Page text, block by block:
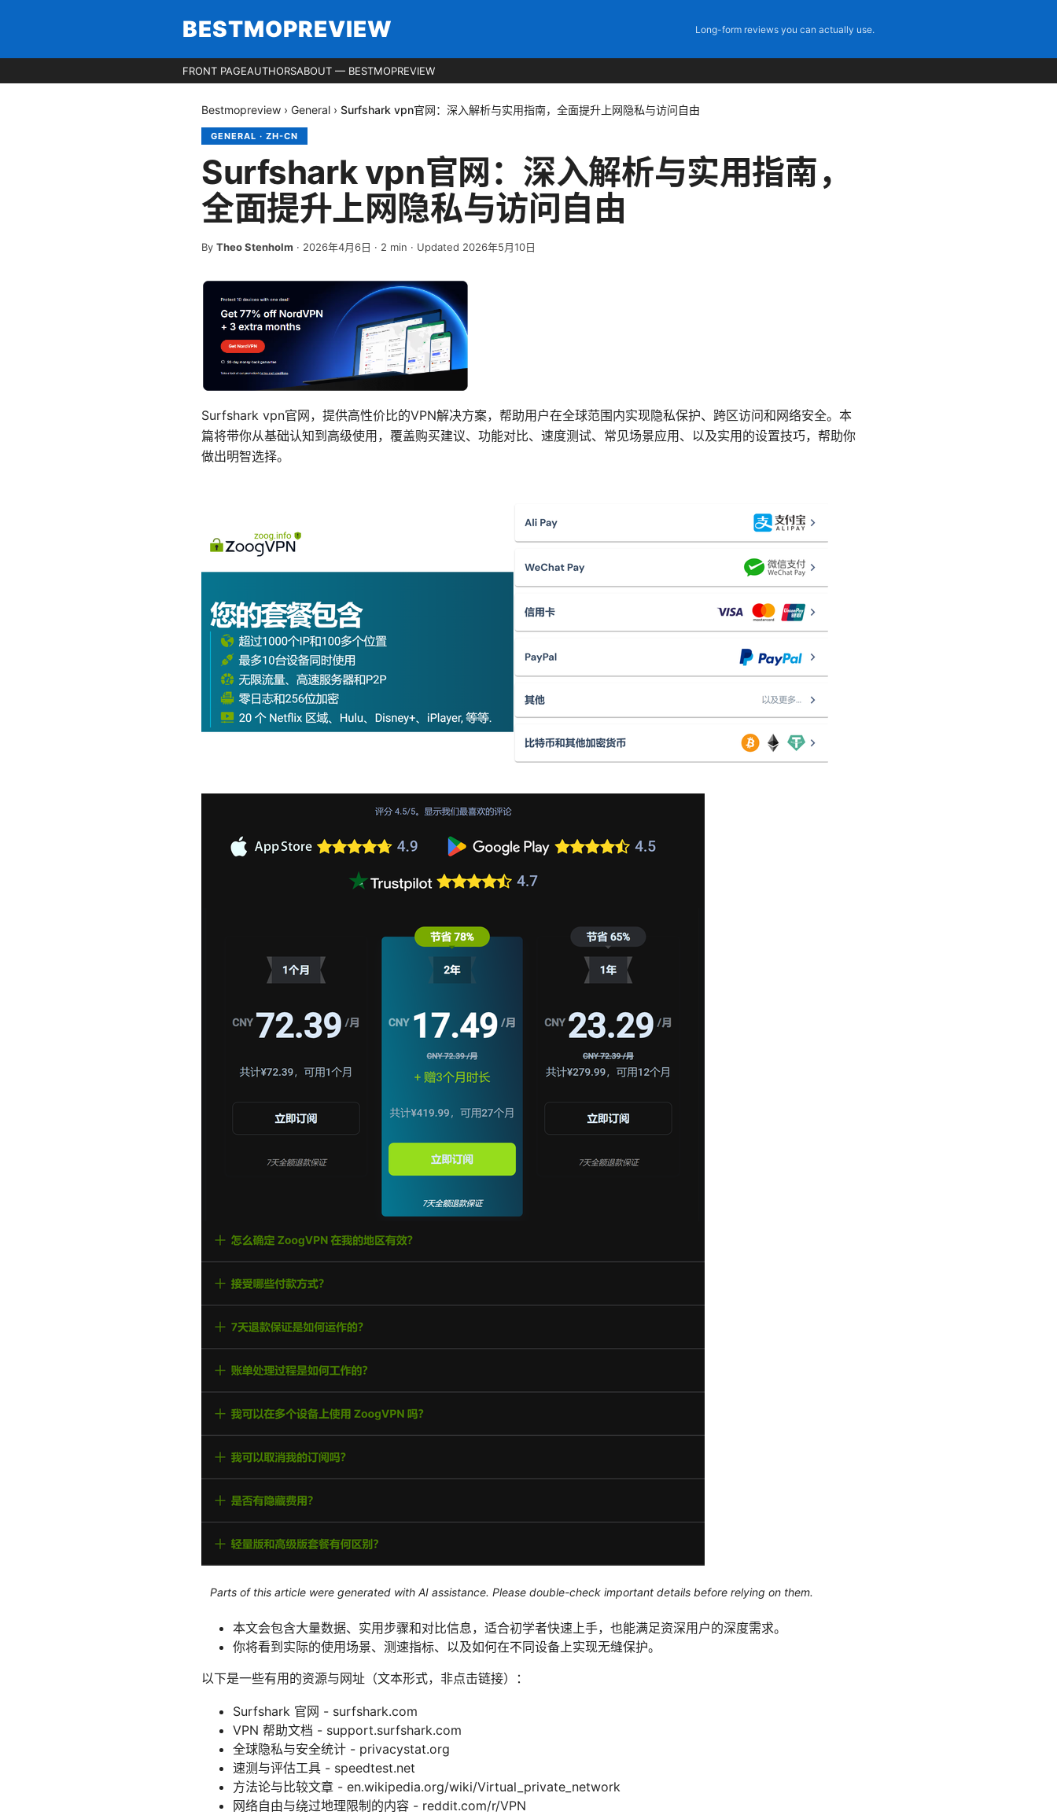
BESTMOPREVIEW Long-form reviews you can actually use.
FRONT PAGEAUTHORSABOUT — BESTMOPREVIEW
Bestmopreview › General › Surfshark vpn官网：深入解析与实用指南，全面提升上网隐私与访问自由
GENERAL · ZH-CN
Surfshark vpn官网：深入解析与实用指南，
全面提升上网隐私与访问自由
By Theo Stenholm · 2026年4月6日 · 2 min · Updated 2026年5月10日
Surfshark vpn官网，提供高性价比的VPN解决方案，帮助用户在全球范围内实现隐私保护、跨区访问和网络安全。本
篇将带你从基础认知到高级使用，覆盖购买建议、功能对比、速度测试、常见场景应用、以及实用的设置技巧，帮助你
做出明智选择。
Parts of this article were generated with AI assistance. Please double-check important details before relying on them.
本文会包含大量数据、实用步骤和对比信息，适合初学者快速上手，也能满足资深用户的深度需求。
你将看到实际的使用场景、测速指标、以及如何在不同设备上实现无缝保护。
以下是一些有用的资源与网址（文本形式，非点击链接）：
Surfshark 官网 - surfshark.com
VPN 帮助文档 - support.surfshark.com
全球隐私与安全统计 - privacystat.org
速测与评估工具 - speedtest.net
方法论与比较文章 - en.wikipedia.org/wiki/Virtual_private_network
网络自由与绕过地理限制的内容 - reddit.com/r/VPN